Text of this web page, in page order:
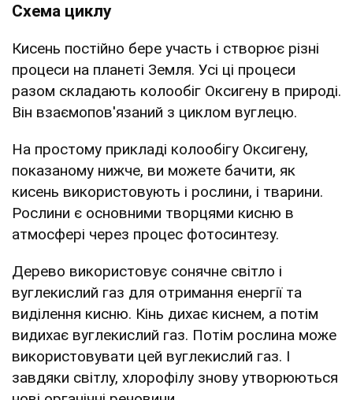
Схема циклу
Кисень постійно бере участь і створює різні
процеси на планеті Земля. Усі ці процеси
разом складають колообіг Оксигену в природі.
Він взаємопов'язаний з циклом вуглецю.
На простому прикладі колообігу Оксигену,
показаному нижче, ви можете бачити, як
кисень використовують і рослини, і тварини.
Рослини є основними творцями кисню в
атмосфері через процес фотосинтезу.
Дерево використовує сонячне світло і
вуглекислий газ для отримання енергії та
виділення кисню. Кінь дихає киснем, а потім
видихає вуглекислий газ. Потім рослина може
використовувати цей вуглекислий газ. І
завдяки світлу, хлорофілу знову утворюються